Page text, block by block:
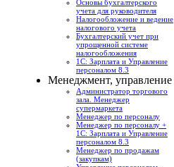
Основы бухгалтерского
учета для руководителя
Налогообложение и ведение
налогового учета
Бухгалтерский учет при
упрощенной системе
налогообложения
1С: Зарплата и Управление
персоналом 8.3
Менеджмент, управление
Администратор торгового
зала. Менеджер
супермаркета
Менеджер по персоналу
Менеджер по персоналу +
1С: Зарплата и Управление
персоналом 8.3
Менеджер по продажам
(закупкам)